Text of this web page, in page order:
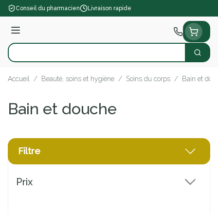
Aller au contenu
Conseil du pharmacien Livraison rapide
Menu
Rechercher
Accueil / Beauté, soins et hygiène / Soins du corps / Bain et
Bain et douche
Filtre
Prix